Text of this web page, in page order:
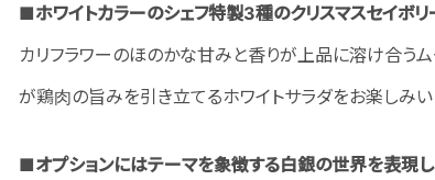
■ホワイトカラーのシェフ特製3種のクリスマスセイボ
カリフラワーのほのかな甘みと香りが上品に溶け合う
が鶏肉の旨みを引き立てるホワイトサラダをお楽しみい
■オプションにはテーマを象徴する白銀の世界を表現し